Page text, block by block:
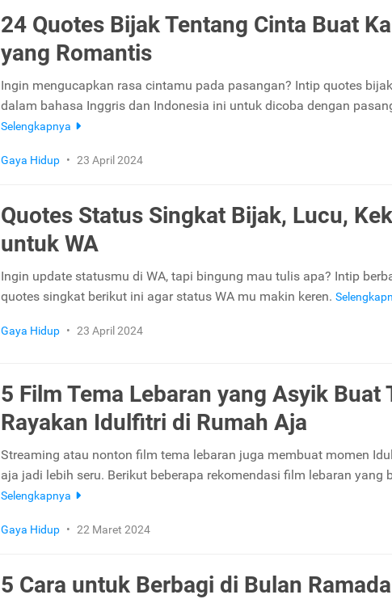
24 Quotes Bijak Tentang Cinta Buat
yang Romantis
Ingin mengucapkan rasa cintamu pada pasangan? Intip quotes
dalam bahasa Inggris dan Indonesia ini untuk dicoba dengan
Selengkapnya
Gaya Hidup • 23 April 2024
Quotes Status Singkat Bijak, Lucu,
untuk WA
Ingin update statusmu di WA, tapi bingung mau tulis apa? Intip
quotes singkat berikut ini agar status WA mu makin keren.
Gaya Hidup • 23 April 2024
5 Film Tema Lebaran yang Asyik Buat
Rayakan Idulfitri di Rumah Aja
Streaming atau nonton film tema lebaran juga membuat momen
aja jadi lebih seru. Berikut beberapa rekomendasi film lebaran yang
Selengkapnya
Gaya Hidup • 22 Maret 2024
5 Cara untuk Berbagi di Bulan